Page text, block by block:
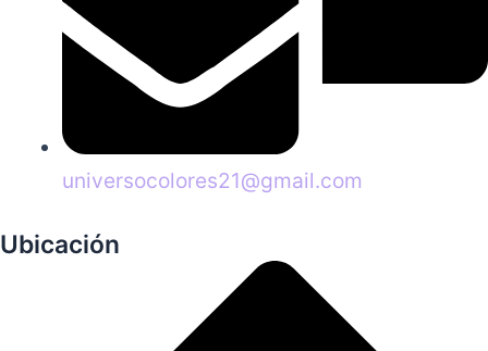
universocolores21@gmail.com
Ubicación